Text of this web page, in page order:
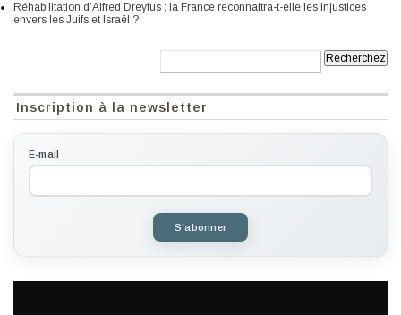
Réhabilitation d’Alfred Dreyfus : la France reconnaitra-t-elle les injustices
envers les Juifs et Israël ?
Inscription à la newsletter
E-mail
S'abonner